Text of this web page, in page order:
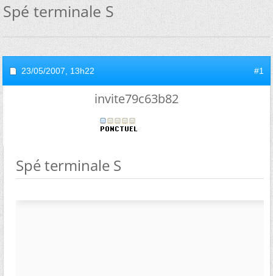
Spé terminale S
23/05/2007, 13h22 #1
invite79c63b82
Spé terminale S